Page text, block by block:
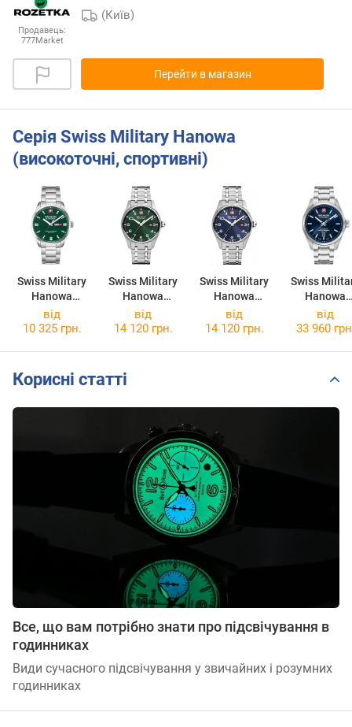
Продавець:
777Market
(Київ)
Перейти в магазин
Серія Swiss Military Hanowa
(високоточні, спортивні)
Swiss Military
Hanowa
Roadrunner
Maxed
3
Swiss Military
Hanowa
Thunderbolt
SMWGH000080
Swiss Military
Hanowa
Thunderbolt
SMWGH000080
Swiss
Hanowa
Majestic
Pioneer
2
від
10 325 грн.
від
14 120 грн.
від
14 120 грн.
від
33 960
Корисні статті
Все, що вам потрібно знати про підсвічування в
годинниках
Види сучасного підсвічування у звичайних і розумних
годинниках